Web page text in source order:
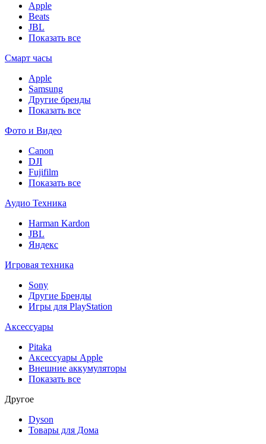
Apple
Beats
JBL
Показать все
Смарт часы
Apple
Samsung
Другие бренды
Показать все
Фото и Видео
Canon
DJI
Fujifilm
Показать все
Аудио Техника
Harman Kardon
JBL
Яндекс
Игровая техника
Sony
Другие Бренды
Игры для PlayStation
Аксессуары
Pitaka
Аксессуары Apple
Внешние аккумуляторы
Показать все
Другое
Dyson
Товары для Дома